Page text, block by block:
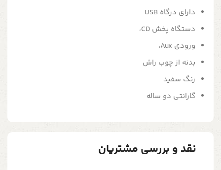
دارای درگاه USB
دستگاه پخش CD،
ورودی Aux،
بدنه از چوب راش
رنگ سفید
گارانتی دو ساله
نقد و بررسی مشتریان